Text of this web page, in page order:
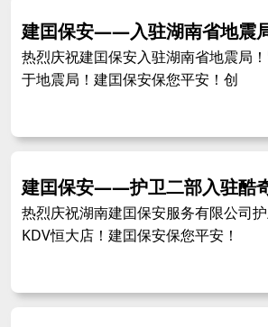
建囯保安——入驻湖南省地震
热烈庆祝建囯保安入驻湖南省地震局
于地震局！建囯保安保您平安！创
建囯保安——护卫二部入驻酷
热烈庆祝湖南建囯保安服务有限公司
KDV恒大店！建囯保安保您平安！